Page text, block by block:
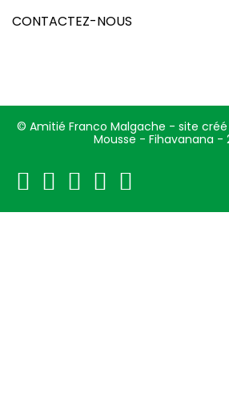
CONTACTEZ-NOUS
© Amitié Franco Malgache - site créé
Mousse - Fihavanana -